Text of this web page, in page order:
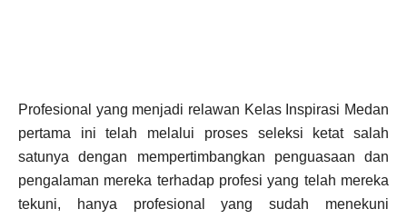
Profesional yang menjadi relawan Kelas Inspirasi Medan
pertama ini telah melalui proses seleksi ketat salah
satunya dengan mempertimbangkan penguasaan dan
pengalaman mereka terhadap profesi yang telah mereka
tekuni, hanya profesional yang sudah menekuni